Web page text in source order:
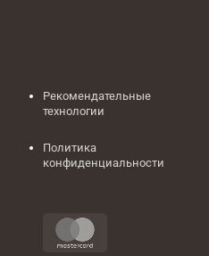
Рекомендательные
технологии
Политика
конфиденциальности